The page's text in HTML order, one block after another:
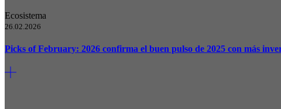
Ecosistema
26.02.2026
Picks of February: 2026 confirma el buen pulso de 2025 con más